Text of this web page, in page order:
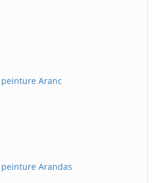
Aranc
Arandas